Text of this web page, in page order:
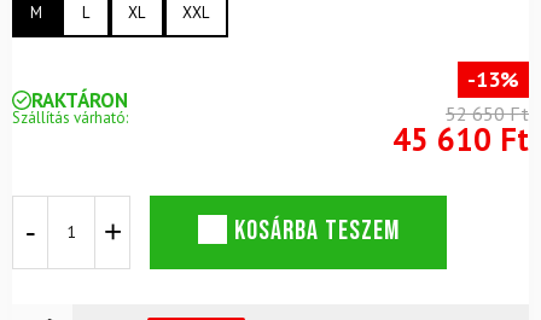
M L XL XXL
RAKTÁRON
Szállítás várható:
-13%
52 650 Ft
45 610 Ft
Alpine
KOSÁRBA TESZEM